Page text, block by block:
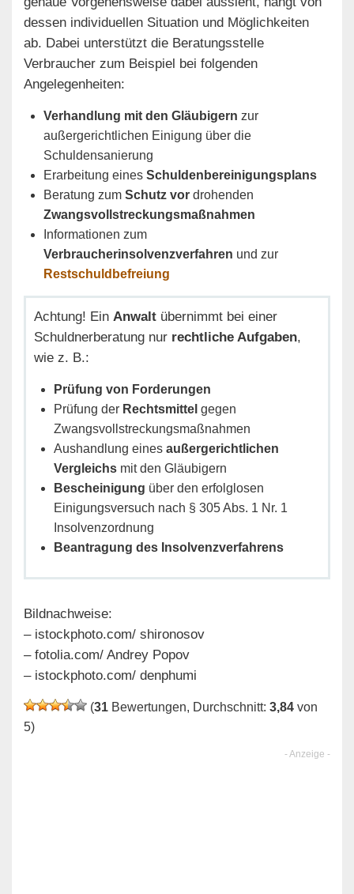
dessen individuellen Situation und Möglichkeiten
ab. Dabei unterstützt die Beratungsstelle
Verbraucher zum Beispiel bei folgenden
Angelegenheiten:
Verhandlung mit den Gläubigern zur
außergerichtlichen Einigung über die
Schuldensanierung
Erarbeitung eines Schuldenbereinigungsplans
Beratung zum Schutz vor drohenden
Zwangsvollstreckungsmaßnahmen
Informationen zum
Verbraucherinsolvenzverfahren und zur
Restschuldbefreiung
Achtung! Ein Anwalt übernimmt bei einer
Schuldnerberatung nur rechtliche Aufgaben
wie z. B.:
Prüfung von Forderungen
Prüfung der Rechtsmittel gegen
Zwangsvollstreckungsmaßnahmen
Aushandlung eines außergerichtlichen
Vergleichs mit den Gläubigern
Bescheinigung über den erfolglosen
Einigungsversuch nach § 305 Abs. 1 Nr. 1
Insolvenzordnung
Beantragung des Insolvenzverfahrens
Bildnachweise:
– istockphoto.com/ shironosov
– fotolia.com/ Andrey Popov
– istockphoto.com/ denphumi
(31 Bewertungen, Durchschnitt: 3,84 von
5)